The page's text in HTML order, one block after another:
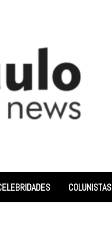
COLUNISTAS